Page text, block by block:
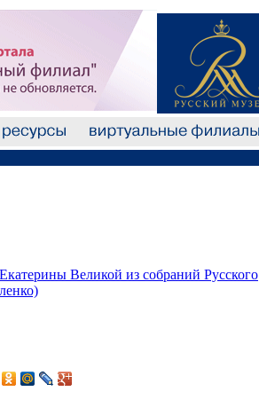
Великой из собраний Русского